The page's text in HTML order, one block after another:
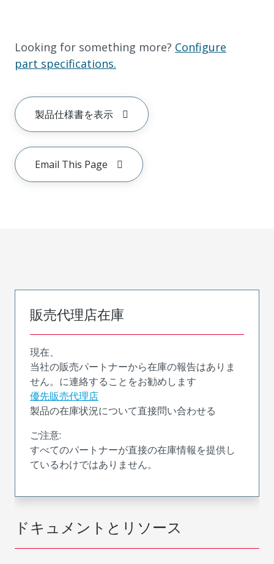
Looking for something more? Configure
part specifications.
製品仕様書を表示
Email This Page
ドキュメントとリソース
販売代理店在庫
現在、
当社の販売パートナーから在庫の報告はありま
せん。に連絡することをお勧めします
優先販売代理店
製品の在庫状況について直接問い合わせる
ご注意:
すべてのパートナーが直接の在庫情報を提供し
ているわけではありません。